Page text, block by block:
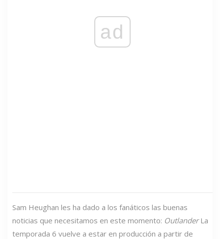
ad
Sam Heughan les ha dado a los fanáticos las buenas
noticias que necesitamos en este momento: OutlanderLa
temporada 6 vuelve a estar en producción a partir de